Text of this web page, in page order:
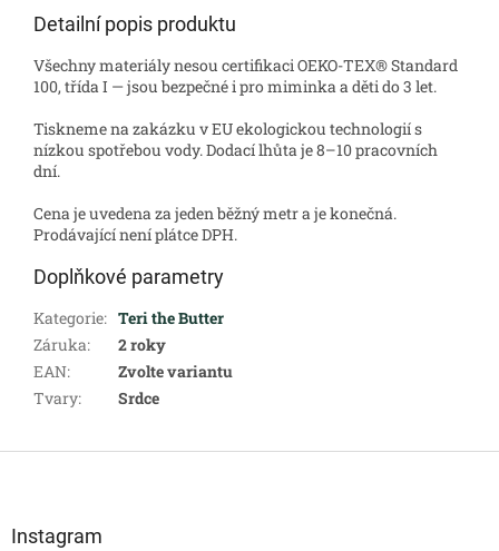
Detailní popis produktu
Všechny materiály nesou certifikaci OEKO-TEX® Standard
100, třída I — jsou bezpečné i pro miminka a děti do 3 let.
Tiskneme na zakázku v EU ekologickou technologií s
nízkou spotřebou vody. Dodací lhůta je 8–10 pracovních
dní.
Cena je uvedena za jeden běžný metr a je konečná.
Prodávající není plátce DPH.
Doplňkové parametry
Kategorie: Teri the Butter
Záruka:
2 roky
EAN:
Zvolte variantu
Tvary: Srdce
Instagram